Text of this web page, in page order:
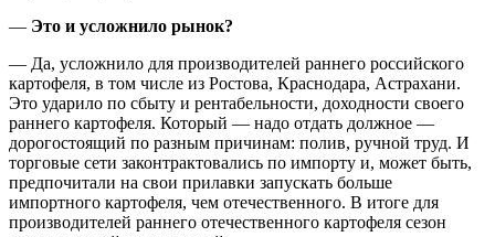
— Это и усложнило рынок?
— Да, усложнило для производителей раннего российского
картофеля, в том числе из Ростова, Краснодара, Астрахани.
Это ударило по сбыту и рентабельности, доходности своего
раннего картофеля. Который — надо отдать должное —
дорогостоящий по разным причинам: полив, ручной труд. И
торговые сети законтрактовались по импорту и, может быть,
предпочитали на свои прилавки запускать больше
импортного картофеля, чем отечественного. В итоге для
производителей раннего отечественного картофеля сезон